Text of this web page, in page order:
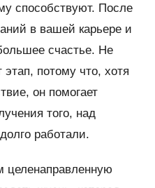
способствуют. После
в вашей карьере и
счастье. Не
этап, потому что, хотя
он помогает
того, над
работали.
целенаправленную